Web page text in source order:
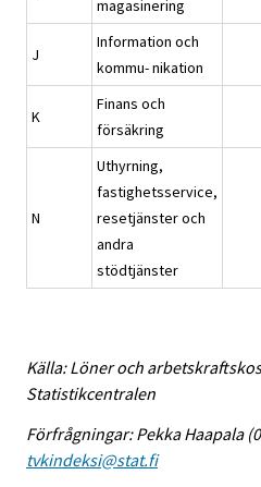
magasinering
J
Information och
kommu- nikation
K
Finans och
försäkring
N
Uthyrning,
fastighetsservice,
resetjänster och
andra
stödtjänster
Källa: Löner och
Statistikcentralen
Förfrågningar: Pekka Haapala
tvkindeksi@stat.fi